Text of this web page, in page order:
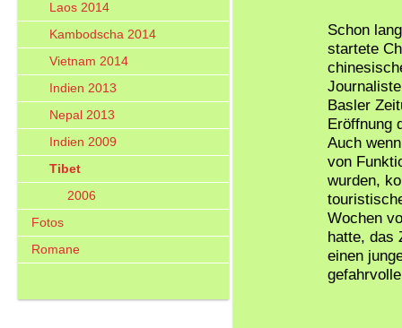
Laos 2014
Kambodscha 2014
Vietnam 2014
Indien 2013
Nepal 2013
Indien 2009
Tibet
2006
Fotos
Romane
Schon
startete
Basler
Eröffnung
Auch
von
wurden,
Wochen
hatte, das
einen